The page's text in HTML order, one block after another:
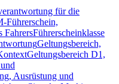
für die
Führerschein,
FahrersFührerscheinklasse
Geltungsbereich,
Geltungsbereich D1,
Ausrüstung und